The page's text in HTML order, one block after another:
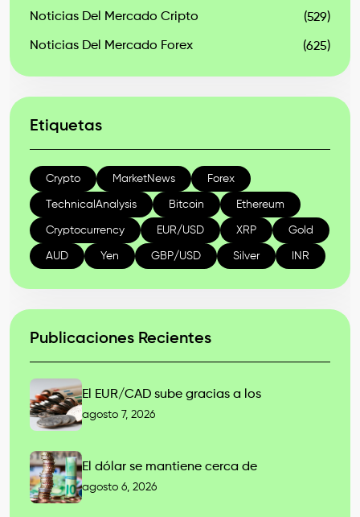
Noticias Del Mercado Cripto (529)
Noticias Del Mercado Forex (625)
Etiquetas
Crypto MarketNews Forex
TechnicalAnalysis Bitcoin Ethereum
Cryptocurrency EUR/USD XRP Gold
AUD Yen GBP/USD Silver INR
Publicaciones Recientes
El EUR/CAD sube gracias a los
agosto 7, 2026
El dólar se mantiene cerca de
agosto 6, 2026